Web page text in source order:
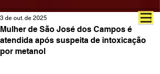
Mulher de São José dos Campos é
atendida após suspeita de intoxicação
por metanol
3 de out. de 2025